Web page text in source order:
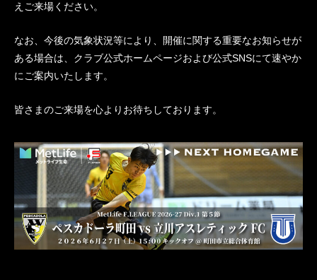
えご来場ください。
なお、今後の気象状況等により、開催に関する重要なお知らせが
ある場合は、クラブ公式ホームページおよび公式SNSにて速やか
にご案内いたします。
皆さまのご来場を心よりお待ちしております。